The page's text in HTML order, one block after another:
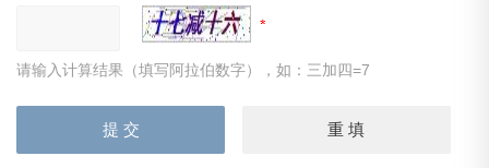
请输入计算结果（填写阿拉伯数字），如：三加四=7